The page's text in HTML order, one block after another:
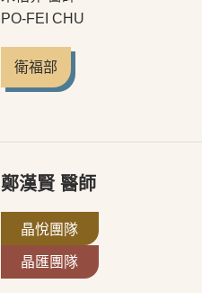
PO-FEI CHU
衛福部
鄭漢賢 醫師
晶悅團隊
晶匯團隊